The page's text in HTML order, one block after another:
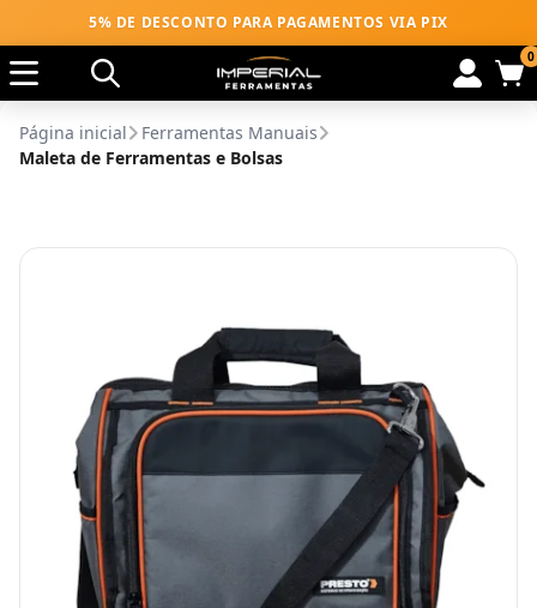
5% DE DESCONTO PARA PAGAMENTOS VIA PIX
0
Página inicial
Ferramentas Manuais
Maleta de Ferramentas e Bolsas